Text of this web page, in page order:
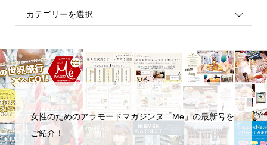
女性のためのアラモードマガジンヌ「Me」の最新号を
ご紹介！